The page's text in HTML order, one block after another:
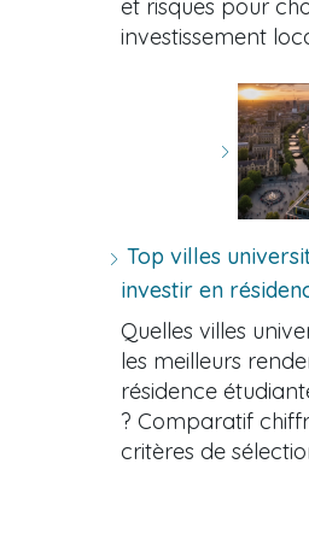
et risques pour
investissement
Top villes
investir en
Quelles villes
les meilleurs
résidence
? Comparatif
critères de